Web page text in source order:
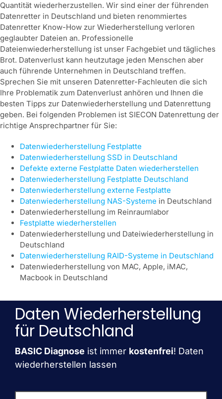
Quantität wiederherzustellen. Wir sind einer der führenden
Datenretter in Deutschland und bieten renommiertes
Datenretter Know-How zur Wiederherstellung verloren
geglaubter Dateien an. Professionelle
Dateienwiederherstellung ist unser Fachgebiet und tägliches
Brot. Datenverlust kann heutzutage jeden Menschen aber
auch führende Unternehmen in Deutschland treffen.
Sprechen Sie mit unseren Datenretter-Fachleuten die sich
Ihre Problematik zum Datenverlust anhören und Ihnen die
besten Tipps zur Datenwiederherstellung und Datenrettung
geben. Bei folgenden Problemen ist SIECON Datenrettung der
richtige Ansprechpartner für Sie:
Datenwiederherstellung Festplatte
Datenwiederherstellung SSD in Deutschland
Defekte externe Festplatte Daten wiederherstellen
Datenwiederherstellung Festplatte Deutschland
Datenwiederherstellung externe Festplatte
Datenwiederherstellung NAS-Systeme in Deutschland
Datenwiederherstellung im Reinraumlabor
Festplatte wiederherstellen
Datenwiederherstellung und Dateiwiederherstellung in
Deutschland
Datenwiederherstellung RAID-Systeme in Deutschland
Datenwiederherstellung von MAC, Apple, iMAC,
Macbook in Deutschland
Daten Wiederherstellung
für Deutschland
BASIC Diagnose ist immer kostenfrei! Daten
wiederherstellen lassen